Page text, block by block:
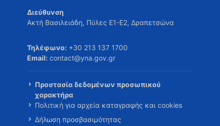
Διεύθυνση
Ακτή Βασιλειάδη, Πύλες Ε1-Ε2, Δραπετσώνα
Τηλέφωνο: +30 213 137 1700
Email: contact@yna.gov.gr
Προστασία δεδομένων προσωπικού
χαρακτήρα
Πολιτική για αρχεία καταγραφής και cookies
Δήλωση προσβασιμότητας